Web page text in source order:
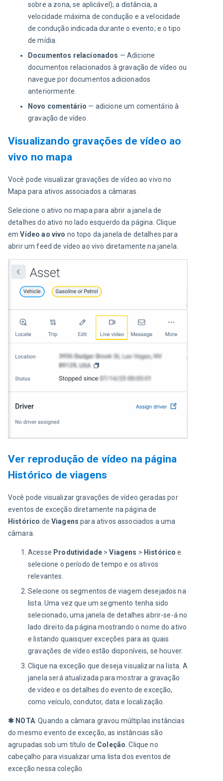
sobre a zona, se aplicável); a distância, a
velocidade máxima de condução e a velocidade
de condução indicada durante o evento; e o tipo
de mídia.
Documentos relacionados — Adicione
documentos relacionados à gravação de vídeo ou
navegue por documentos adicionados
anteriormente.
Novo comentário — adicione um comentário à
gravação de vídeo.
Visualizando gravações de vídeo ao
vivo no mapa
Você pode visualizar gravações de vídeo ao vivo no
Mapa para ativos associados a câmaras.
Selecione o ativo no mapa para abrir a janela de
detalhes do ativo no lado esquerdo da página. Clique
em Vídeo ao vivo no topo da janela de detalhes para
abrir um feed de vídeo ao vivo diretamente na janela.
Ver reprodução de vídeo na página
Histórico de viagens
Você pode visualizar gravações de vídeo geradas por
eventos de exceção diretamente na página de
Histórico de Viagens para ativos associados a uma
câmara.
Acesse Produtividade >Viagens > Histórico e
selecione o período de tempo e os ativos
relevantes.
Selecione os segmentos de viagem desejados na
lista. Uma vez que um segmento tenha sido
selecionado, uma janela de detalhes abrir-se-á no
lado direito da página mostrando o nome do ativo
e listando quaisquer exceções para as quais
gravações de vídeo estão disponíveis, se houver.
Clique na exceção que deseja visualizar na lista. A
janela será atualizada para mostrar a gravação
de vídeo e os detalhes do evento de exceção,
como veículo, condutor, data e localização.
✱ NOTA: Quando a câmara gravou múltiplas instâncias
do mesmo evento de exceção, as instâncias são
agrupadas sob um título de Coleção . Clique no
cabeçalho para visualizar uma lista dos eventos de
exceção nessa coleção.